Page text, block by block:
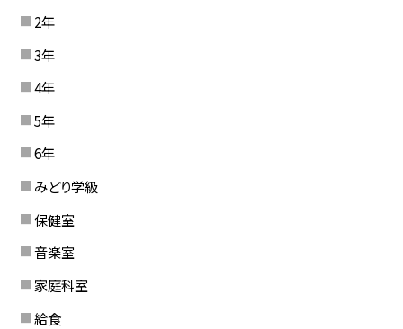
2年
3年
4年
5年
6年
みどり学級
保健室
音楽室
家庭科室
給食